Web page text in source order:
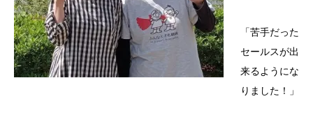
「苦手だった
セールスが出
来るようにな
りました！」